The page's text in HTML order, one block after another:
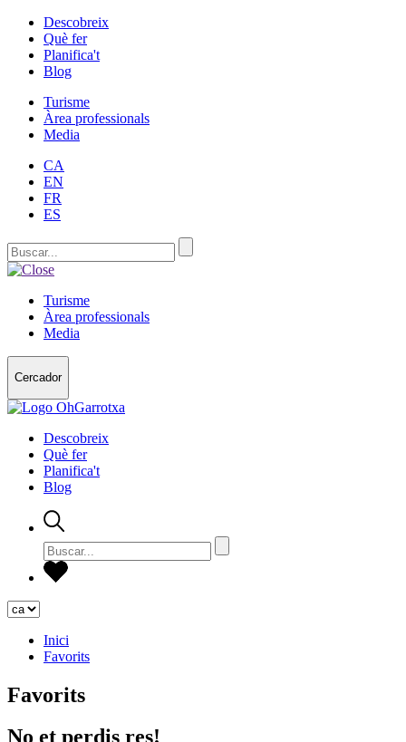
Descobreix
Què fer
Planifica't
Blog
Turisme
Àrea professionals
Media
CA
EN
FR
ES
Turisme
Àrea professionals
Media
Cercador
Descobreix
Què fer
Planifica't
Blog
Inici
Favorits
Favorits
No et perdis res!